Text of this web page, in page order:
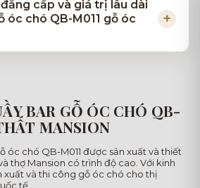
cấp và giá trị lâu dài
óc chó QB-M011 gỗ óc
BAR GỖ ÓC CHÓ QB-
MANSION
óc chó QB-M011 được sản xuất và thiết
thợ Mansion có trình độ cao. Với kinh
xuất và thi công gỗ óc chó cho thị
tế